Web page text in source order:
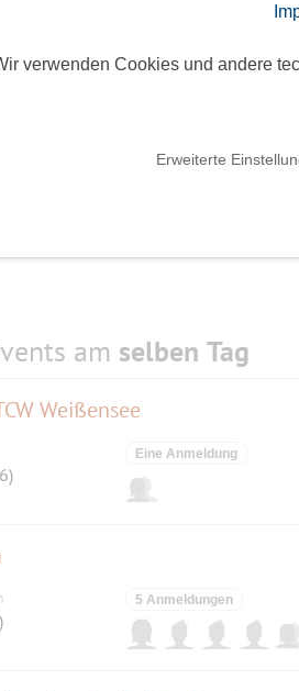
verwenden Cookies und andere
Erweiterte
am selben Tag
Weißensee
Eine Anmeldung
5 Anmeldungen